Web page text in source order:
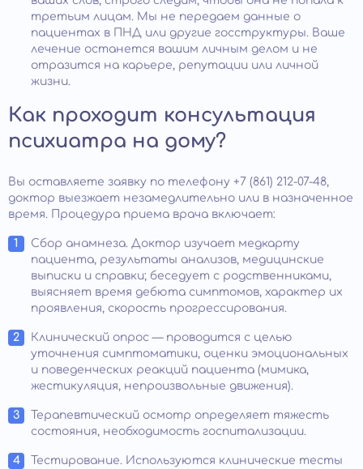
третьим лицам. Мы не передаем данные о
пациентах в ПНД или другие госструктуры. Ваше
лечение останется вашим личным делом и не
отразится на карьере, репутации или личной
жизни.
Как проходит консультация
психиатра на дому?
Вы оставляете заявку по телефону +7 (861) 212-07-48,
доктор выезжает незамедлительно или в назначенное
время. Процедура приема врача включает:
Сбор анамнеза. Доктор изучает медкарту
пациента, результаты анализов, медицинские
выписки и справки; беседует с родственниками,
выясняет время дебюта симптомов, характер их
проявления, скорость прогрессирования.
Клинический опрос — проводится с целью
уточнения симптоматики, оценки эмоциональных
и поведенческих реакций пациента (мимика,
жестикуляция, непроизвольные движения).
Терапевтический осмотр определяет тяжесть
состояния, необходимость госпитализации.
Тестирование. Используются клинические тесты